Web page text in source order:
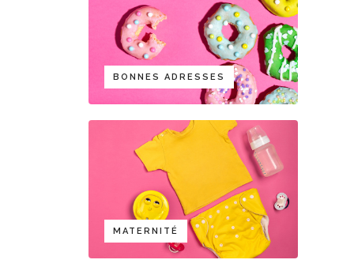
BONNES ADRESSES
MATERNITÉ